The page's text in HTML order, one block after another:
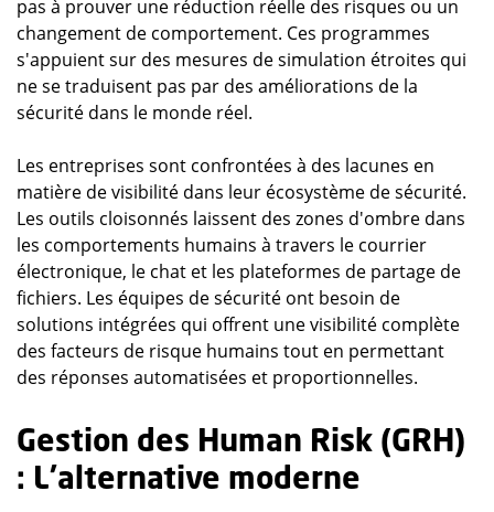
pas à prouver une réduction réelle des risques ou un
changement de comportement. Ces programmes
s'appuient sur des mesures de simulation étroites qui
ne se traduisent pas par des améliorations de la
sécurité dans le monde réel.
Les entreprises sont confrontées à des lacunes en
matière de visibilité dans leur écosystème de sécurité.
Les outils cloisonnés laissent des zones d'ombre dans
les comportements humains à travers le courrier
électronique, le chat et les plateformes de partage de
fichiers. Les équipes de sécurité ont besoin de
solutions intégrées qui offrent une visibilité complète
des facteurs de risque humains tout en permettant
des réponses automatisées et proportionnelles.
Gestion des Human Risk (GRH)
: L'alternative moderne